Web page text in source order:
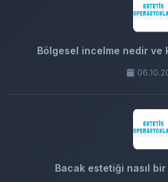
Bölgesel incelme nedir ve
Bacak estetiği nasıl